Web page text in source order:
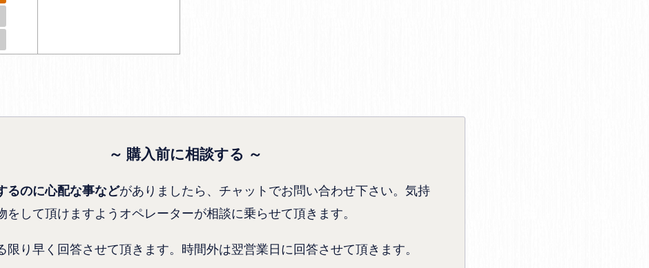
～ 購入前に相談する ～
るのに心配な事などがありましたら、チャットでお問い合わせ下さい。気持
をして頂けますようオペレーターが相談に乗らせて頂きます。
限り早く回答させて頂きます。時間外は翌営業日に回答させて頂きます。